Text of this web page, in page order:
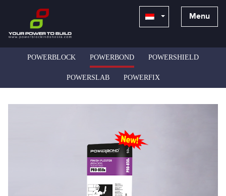
Menu
POWERBLOCK POWERBOND POWERSHIELD
POWERSLAB POWERFIX